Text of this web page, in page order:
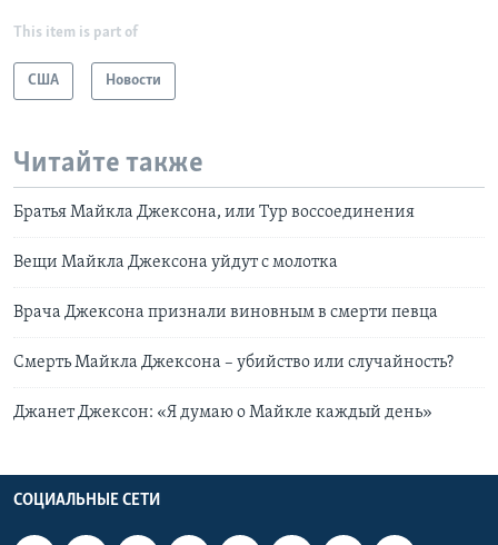
This item is part of
США Новости
Читайте также
Братья Майкла Джексона, или Тур воссоединения
Вещи Майкла Джексона уйдут с молотка
Врача Джексона признали виновным в смерти певца
Смерть Майкла Джексона – убийство или случайность?
Джанет Джексон: «Я думаю о Майкле каждый день»
СОЦИАЛЬНЫЕ СЕТИ